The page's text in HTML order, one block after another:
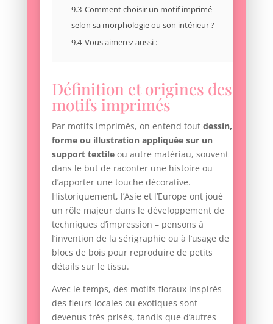
9.3 Comment choisir un motif imprimé
selon sa morphologie ou son intérieur ?
9.4 Vous aimerez aussi :
Définition et origines des
motifs imprimés
Par motifs imprimés, on entend tout dessin,
forme ou illustration appliquée sur un
support textileou autre matériau, souvent
dans le but de raconter une histoire ou
d’apporter une touche décorative.
Historiquement, l’Asie et l’Europe ont joué
un rôle majeur dans le développement de
techniques d’impression – pensons à
l’invention de la sérigraphie ou à l’usage de
blocs de bois pour reproduire de petits
détails sur le tissu.
Avec le temps, des motifs floraux inspirés
des fleurs locales ou exotiques sont
devenus très prisés, tandis que d’autres